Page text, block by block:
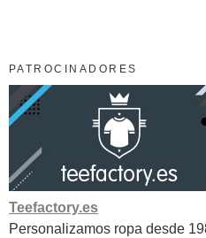
PATROCINADORES
Teefactory.es
Personalizamos ropa desde